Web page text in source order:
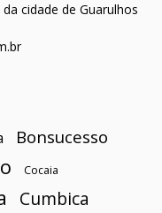
cidade de Guarulhos
Bonsucesso
Cocaia
Cumbica